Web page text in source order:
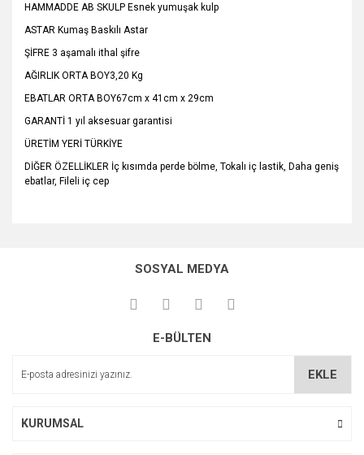
HAMMADDE AB SKULP Esnek yumuşak kulp
ASTAR Kumaş Baskılı Astar
ŞİFRE 3 aşamalı ithal şifre
AĞIRLIK ORTA BOY3,20 Kg
EBATLAR ORTA BOY67cm x 41cm x 29cm
GARANTİ 1 yıl aksesuar garantisi
ÜRETİM YERİ TÜRKİYE
DİĞER ÖZELLİKLER İç kısımda perde bölme, Tokalı iç lastik, Daha geniş
ebatlar, Fileli iç cep
kullanarak tarafımıza iletebilirsiniz.
Görüş ve önerileriniz için teşekkür ederiz.
Ürün açıklamasında eksik bilgiler bulunuyor.
SOSYAL MEDYA
E-BÜLTEN
EKLE
KURUMSAL